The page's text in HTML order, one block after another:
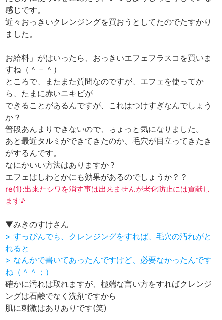
感じです。
近々おっきいクレンジングを買おうとしてたのでたすかり
ました。
お給料」がはいったら、おっきいエフェフラスコを買いま
すね（＾－＾）
ところで、またまた質問なのですが、エフェを使ってか
ら、たまに赤いニキビが
できることがあるんですが、これはつけすぎなんでしょう
か？
普段あんまりできないので、ちょっと気になりました。
あと最近タルミができてきたのか、毛穴が目立ってきたき
がするんです。
なにかいい方法はありますか？
エフェはしわとかにも効果があるのでしょうか？？
re(1):出来たシワを消す事は出来ませんが老化防止には貢献し
ます♪
▼みきのすけさん
> すっぴんでも、クレンジングをすれば、毛穴の汚れがと
れると
> なんかで書いてあったんですけど、必要なかったんです
ね（＾＾；）
確かに汚れは取れますが、極端な言い方をすればクレンジ
ングは石鹸でなく洗剤ですから
肌に刺激はありありです(笑)